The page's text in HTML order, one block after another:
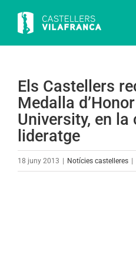
content
Els Castellers
Medalla
University, en la
lideratge
18 juny 2013 Notícies castelleres